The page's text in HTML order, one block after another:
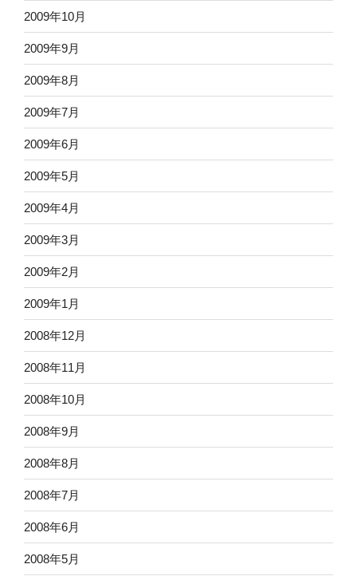
2009年10月
2009年9月
2009年8月
2009年7月
2009年6月
2009年5月
2009年4月
2009年3月
2009年2月
2009年1月
2008年12月
2008年11月
2008年10月
2008年9月
2008年8月
2008年7月
2008年6月
2008年5月